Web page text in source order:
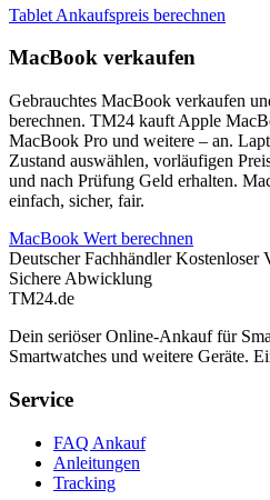
Tablet Ankaufspreis berechnen
MacBook verkaufen
Gebrauchtes MacBook verkaufen
berechnen. TM24 kauft Apple
MacBook Pro und weitere – an.
Zustand auswählen, vorläufigen
und nach Prüfung Geld erhalten.
einfach, sicher, fair.
MacBook Wert berechnen
Deutscher Fachhändler Kostenloser
Sichere Abwicklung
TM24.de
Dein seriöser Online-Ankauf für
Smartwatches und weitere Geräte.
Service
FAQ Ankauf
Anleitungen
Tracking